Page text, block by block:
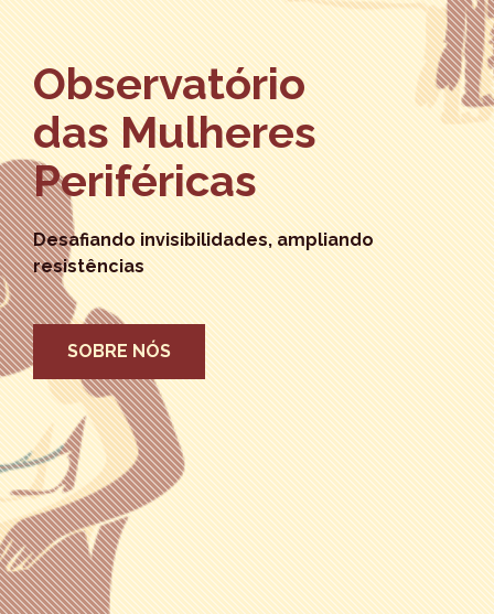
Observatório
das Mulheres
Periféricas
Desafiando invisibilidades, ampliando
resistências
SOBRE NÓS